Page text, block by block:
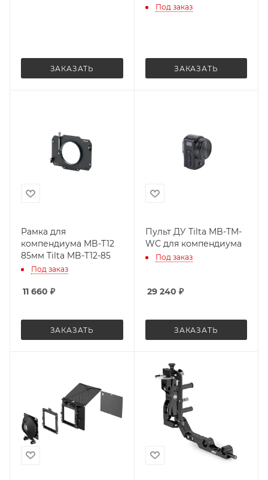
ЗАКАЗАТЬ
Под заказ
ЗАКАЗАТЬ
Рамка для
компендиума MB-T12
85мм Tilta MB-T12-85
Под заказ
11 660 ₽
ЗАКАЗАТЬ
Пульт ДУ Tilta MB-TM-
WC для компендиума
Под заказ
29 240 ₽
ЗАКАЗАТЬ